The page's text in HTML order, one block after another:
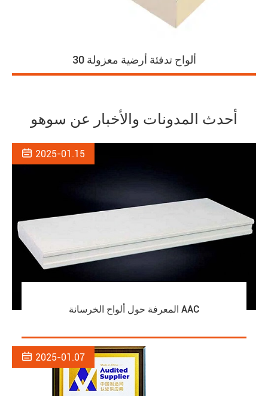
ألواح تدفئة أرضية معزولة 30
أحدث المدونات والأخبار عن سوهو
 2025-01.15
المعرفة حول ألواح الخرسانة AAC
 2025-01.07